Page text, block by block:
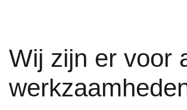
Wij zijn er voor